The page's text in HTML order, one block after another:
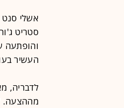
והופתעה
העשיר
לדבריה,
מההצעה.